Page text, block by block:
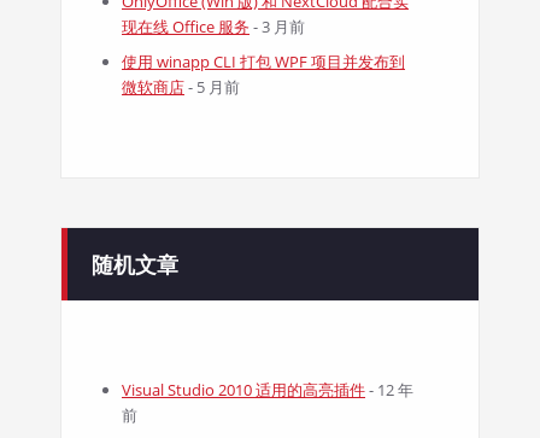
现在线 Office 服务 - 3 月前
使用 winapp CLI 打包 WPF 项目并发布到
微软商店- 5 月前
随机文章
Visual Studio 2010 适用的高亮插件- 12 年
前